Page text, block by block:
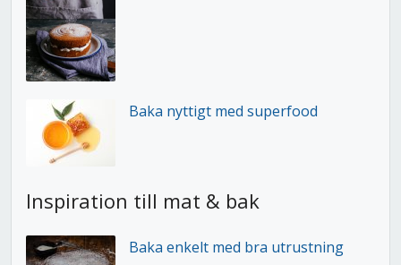
Baka nyttigt med superfood
Inspiration till mat & bak
Baka enkelt med bra utrustning